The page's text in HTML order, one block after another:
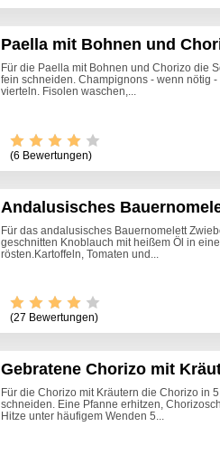
Paella mit Bohnen und
Für die Paella mit Bohnen und Chorizo die
fein schneiden. Champignons - wenn nötig
vierteln. Fisolen waschen,...
(6 Bewertungen)
Andalusisches
Für das andalusisches Bauernomelett
geschnitten Knoblauch mit heißem Öl in
rösten.Kartoffeln, Tomaten und...
(27 Bewertungen)
Gebratene Chorizo mit
Für die Chorizo mit Kräutern die Chorizo in
schneiden. Eine Pfanne erhitzen,
Hitze unter häufigem Wenden 5...